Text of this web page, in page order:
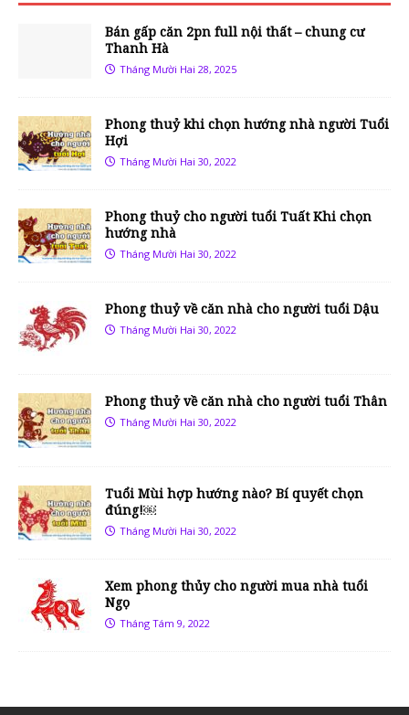
Bán gấp căn 2pn full nội thất – chung cư
Thanh Hà
Tháng Mười Hai 28, 2025
Phong thuỷ khi chọn hướng nhà người Tuổi
Hợi
Tháng Mười Hai 30, 2022
Phong thuỷ cho người tuổi Tuất Khi chọn
hướng nhà
Tháng Mười Hai 30, 2022
Phong thuỷ về căn nhà cho người tuổi Dậu
Tháng Mười Hai 30, 2022
Phong thuỷ về căn nhà cho người tuổi Thân
Tháng Mười Hai 30, 2022
Tuổi Mùi hợp hướng nào? Bí quyết chọn
đúng!￼
Tháng Mười Hai 30, 2022
Xem phong thủy cho người mua nhà tuổi
Ngọ
Tháng Tám 9, 2022